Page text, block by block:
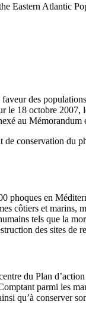
Eastern Atlantic
des
18 octobre
au Mémorandum
conservation
phoques en
côtiers et marins,
tels que la
des sites de
du Plan
parmi les
qu’à conserver